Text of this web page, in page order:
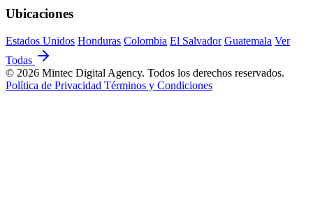
Ubicaciones
Estados Unidos Honduras Colombia El Salvador Guatemala Ver
Todas
© 2026 Mintec Digital Agency. Todos los derechos reservados.
Política de Privacidad Términos y Condiciones